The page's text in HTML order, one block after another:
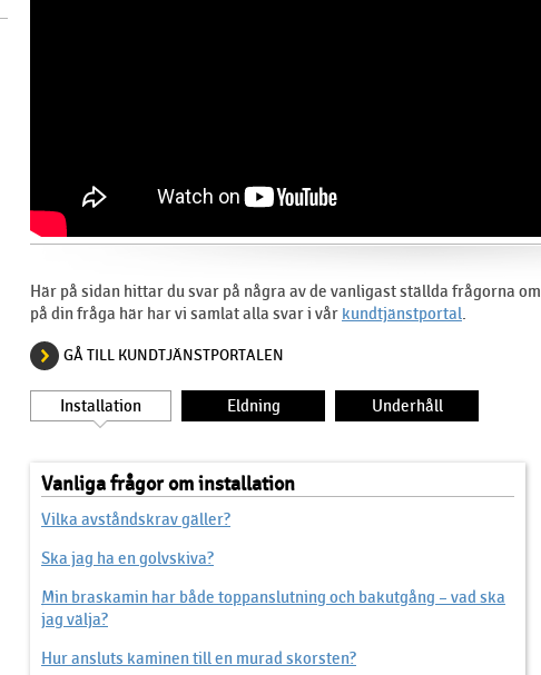
Här på sidan hittar du svar på några av de vanligast ställda frågorna
på din fråga här har vi samlat alla svar i vår kundtjänstportal.
GÅ TILL KUNDTJÄNSTPORTALEN
Installation Eldning Underhåll
Vanliga frågor om installation
Vilka avståndskrav gäller?
Ska jag ha en golvskiva?
Min braskamin har både toppanslutning och bakutgång – vad ska
jag välja?
Hur ansluts kaminen till en murad skorsten?